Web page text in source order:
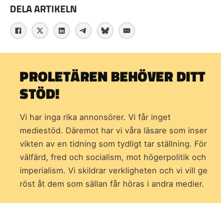
DELA ARTIKELN
PROLETÄREN BEHÖVER DITT
STÖD!
Vi har inga rika annonsörer. Vi får inget
mediestöd. Däremot har vi våra läsare som inser
vikten av en tidning som tydligt tar ställning. För
välfärd, fred och socialism, mot högerpolitik och
imperialism. Vi skildrar verkligheten och vi vill ge
röst åt dem som sällan får höras i andra medier.